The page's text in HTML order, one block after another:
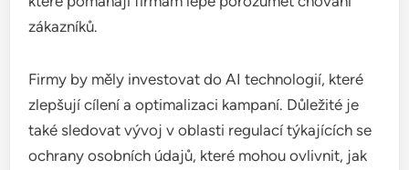
zákazníků.
Firmy by měly investovat do AI technologií, které
zlepšují cílení a optimalizaci kampaní. Důležité je
také sledovat vývoj v oblasti regulací týkajících se
ochrany osobních údajů, které mohou ovlivnit, jak